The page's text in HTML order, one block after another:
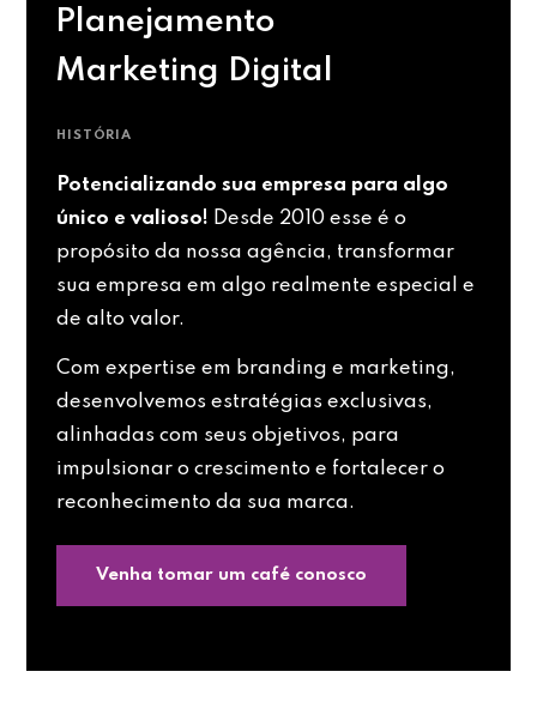
Planejamento
Marketing Digital
HISTÓRIA
Potencializando sua empresa para algo
único e valioso! Desde 2010 esse é o
propósito da nossa agência, transformar
sua empresa em algo realmente especial e
de alto valor.
Com expertise em branding e marketing,
desenvolvemos estratégias exclusivas,
alinhadas com seus objetivos, para
impulsionar o crescimento e fortalecer o
reconhecimento da sua marca.
Venha tomar um café conosco